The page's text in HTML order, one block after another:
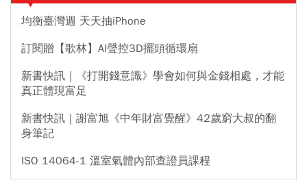
均衡臺灣週 天天抽iPhone
訂閱贈【歌林】AI聲控3D擺頭循環扇
新書快訊｜《打開錢意識》學會如何與金錢相處，才能
真正體現富足
新書快訊｜謝富旭《中年財富覺醒》42歲窮大叔的翻
身筆記
ISO 14064-1 溫室氣體內部查證員課程